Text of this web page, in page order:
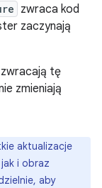
zwraca kod
zaczynają
zwracają tę
zmieniają
aktualizacje
i obraz
aby